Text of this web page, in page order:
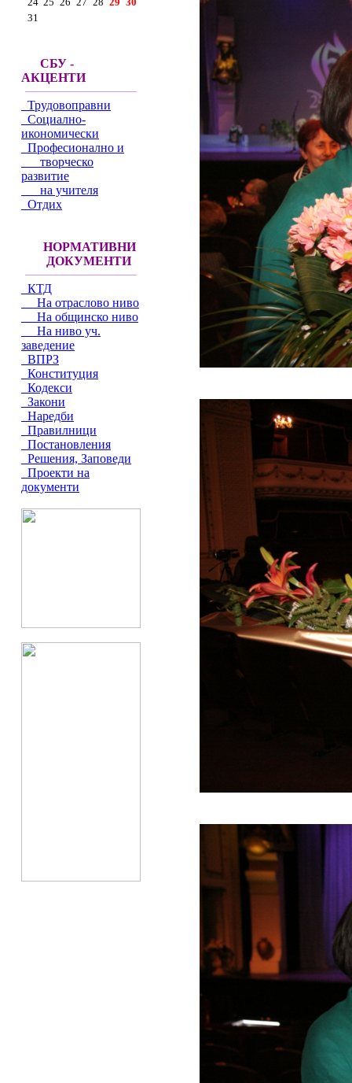
31
СБУ -
АКЦЕНТИ
Трудовоправни
Социално-
икономически
Професионално и
творческо
развитие
на учителя
Отдих
НОРМАТИВНИ
ДОКУМЕНТИ
КТД
На отраслово ниво
На общинско ниво
На ниво уч.
заведение
ВПРЗ
Конституция
Кодекси
Закони
Наредби
Правилници
Постановления
Решения, Заповеди
Проекти на
документи